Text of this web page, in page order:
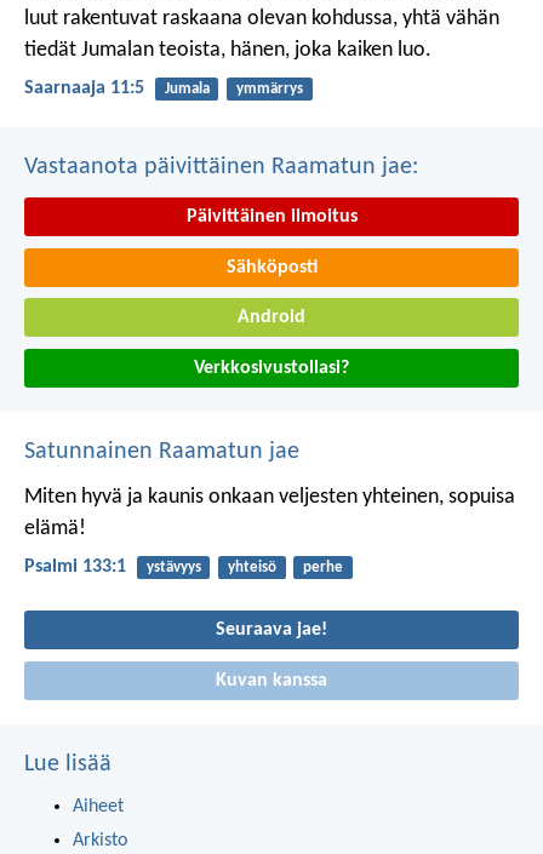
luut rakentuvat raskaana olevan kohdussa, yhtä vähän
tiedät Jumalan teoista, hänen, joka kaiken luo.
Saarnaaja 11:5 Jumala ymmärrys
Vastaanota päivittäinen Raamatun jae:
Päivittäinen ilmoitus
Sähköposti
Android
Verkkosivustollasi?
Satunnainen Raamatun jae
Miten hyvä ja kaunis onkaan veljesten yhteinen, sopuisa
elämä!
Psalmi 133:1 ystävyys yhteisö perhe
Seuraava jae!
Kuvan kanssa
Lue lisää
Aiheet
Arkisto